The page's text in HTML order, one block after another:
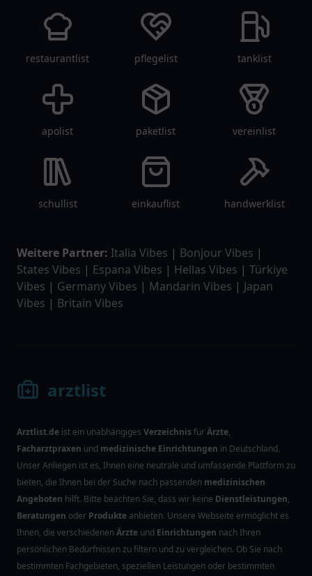
restaurantlist pflegelist tanklist
apolist paketlist vereinlist
schullist einkauflist handwerklist
Weitere Partner: Italia Vibes | Bonjour Vibes |
States Vibes | Espana Vibes | Hellas Vibes | Türkiye
Vibes | Germany Vibes | Mandarin Vibes | Japan
Vibes | Britain Vibes
arztlist
Arztlist.de ist ein unabhängiges VerzeichnisfürÄrzte,
Facharztpraxen und medizinische Einrichtungen in Deutschland.
Unser Anliegen ist es, Ihnen eine neutrale und umfassende Plattform zu
bieten, die Ihnen bei der Suche nach passenden medizinischen
Angeboten hilft. Bitte beachten Sie, dass wir keine Dienstleistungen,
Beratungen oder Produkte anbieten. Unsere Webseite ermöglicht es
Ihnen, die verschiedenenÄrzte und Einrichtungen nach Ihren
persönlichen Bedürfnissen zu filtern und zu vergleichen. Ob Sie nach
bestimmten Fachgebieten, speziellen Leistungen oder bestimmten